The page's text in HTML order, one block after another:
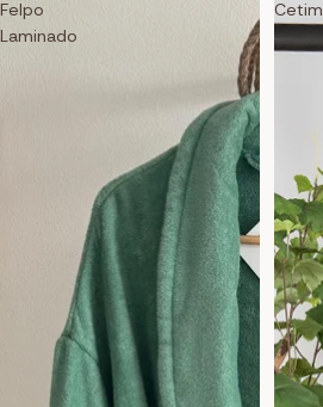
Felpo
Laminado
Cetim